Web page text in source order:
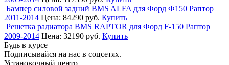
Бампер силовой задний BMS ALFA для Форд Ф150 Раптор
2011-2014 Цена: 84290 руб. Купить
Решетка радиатора BMS RAPTOR для Форд F-150 Раптор
2009-2014 Цена: 32190 руб. Купить
Будь в курсе
Подписывайся на нас в соцсетях.
Установочный центр